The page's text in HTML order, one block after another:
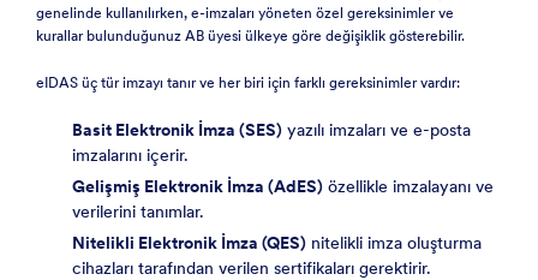
genelinde kullanılırken, e-imzaları yöneten özel gereksinimler ve
kurallar bulunduğunuz AB üyesi ülkeye göre değişiklik gösterebilir.
eIDAS üç tür imzayı tanır ve her biri için farklı gereksinimler vardır:
Basit Elektronik İmza (SES) yazılı imzaları ve e-posta
imzalarını içerir.
Gelişmiş Elektronik İmza (AdES) özellikle imzalayanı ve
verilerini tanımlar.
Nitelikli Elektronik İmza (QES) nitelikli imza oluşturma
cihazları tarafından verilen sertifikaları gerektirir.